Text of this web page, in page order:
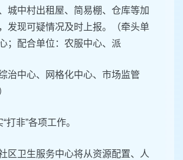
城中村出租屋、简易棚、仓库等加
发现可疑情况及时上报。（牵头单
；配合单位：农服中心、派
治中心、网格化中心、市场监管
打非”各项工作。
区卫生服务中心将从资源配置、人